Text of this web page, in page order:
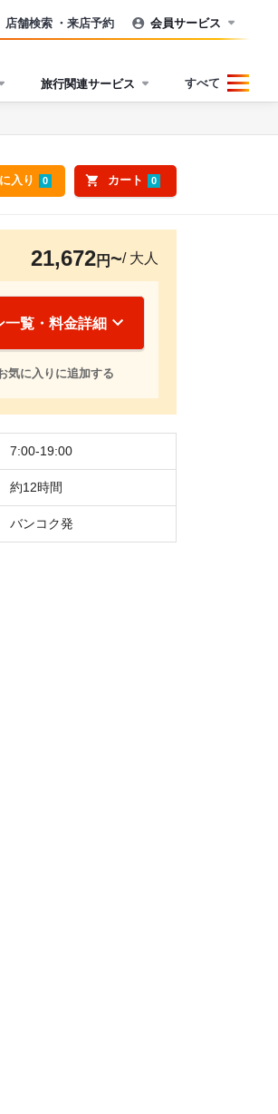
店舗検索 ・来店予約 会員サービス
旅行関連サービス すべて
入り 0 カート 0
21,672円 / 大人
一覧・料金詳細
気に入りに追加する
7:00-19:00
約12時間
バンコク発